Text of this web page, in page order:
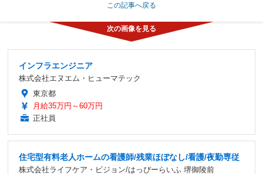
この記事へ戻る
インフラエンジニア
株式会社エヌエム・ヒューマテック
東京都
月給35万円～60万円
正社員
住宅型有料老人ホームの看護師/残業ほぼなし/看護/夜勤専従
株式会社ライフケア・ビジョン/はっぴーらいふ 堺御陵前